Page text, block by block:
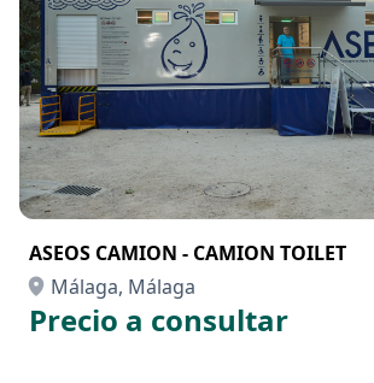
ASEOS CAMION - CAMION TOILET
Málaga, Málaga
Precio a consultar